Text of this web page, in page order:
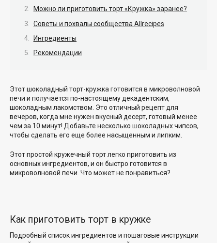
Можно ли приготовить торт «Кружка» заранее?
Советы и похвалы сообщества Allrecipes
Ингредиенты
Рекомендации
Этот шоколадный торт-кружка готовится в микроволновой
печи и получается по-настоящему декадентским,
шоколадным лакомством. Это отличный рецепт для
вечеров, когда мне нужен вкусный десерт, готовый менее
чем за 10 минут! Добавьте несколько шоколадных чипсов,
чтобы сделать его еще более насыщенным и липким.
Этот простой кружечный торт легко приготовить из
основных ингредиентов, и он быстро готовится в
микроволновой печи. Что может не понравиться?
Как приготовить торт в кружке
Подробный список ингредиентов и пошаговые инструкции